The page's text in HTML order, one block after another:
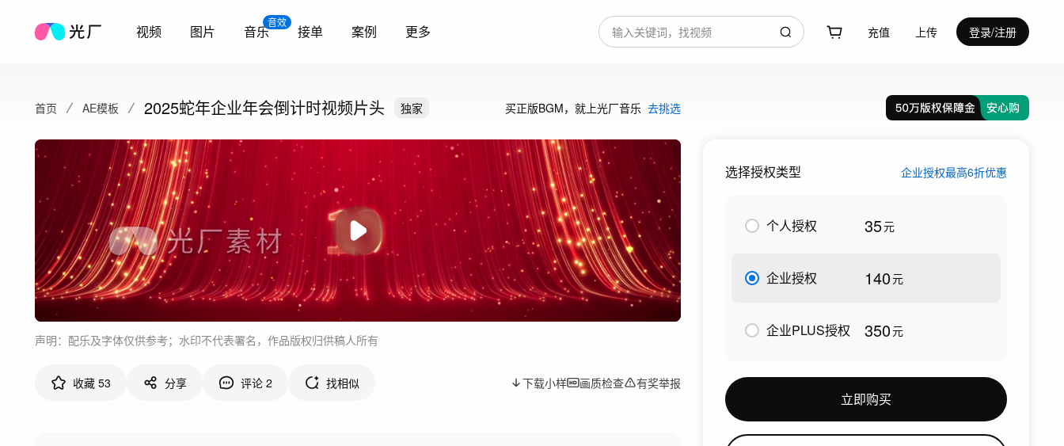
视频 图片
音效
音乐 接单 案例 更多 充值 上传 登录/注册
首页 AE模板 2025蛇年企业年会倒计时视频片头 独家 买正版BGM，就上光厂音乐 去挑选
声明：配乐及字体仅供参考；水印不代表署名，作品版权归供稿人所有
收藏 53 分享 评论 2 找相似 下载小样 画质检查 有奖举报
选择授权类型 企业授权最高6折优惠
个人授权 35元
企业授权 140元
企业PLUS授权 350元
立即购买